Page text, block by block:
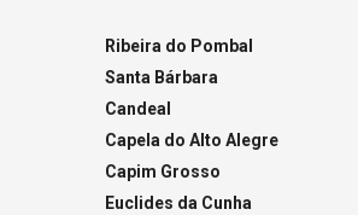
Ribeira do Pombal
Santa Bárbara
Candeal
Capela do Alto Alegre
Capim Grosso
Euclides da Cunha